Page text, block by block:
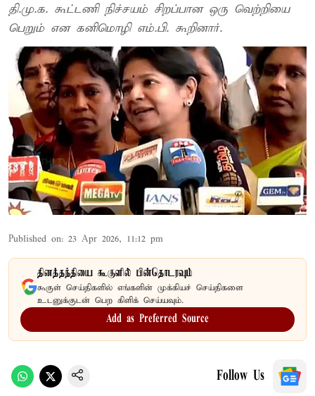
தி.மு.க. கூட்டணி நிச்சயம் சிறப்பான ஒரு வெற்றியை
பெறும் என கனிமொழி எம்.பி. கூறினார்.
Published on: 23 Apr 2026, 11:12 pm
தினத்தந்தியை கூகுளில் பின்தொடரவும்
கூகுள் செய்திகளில் எங்களின் முக்கியச் செய்திகளை
உடனுக்குடன் பெற கிளிக் செய்யவும்.
Add as Preferred Source
Follow Us